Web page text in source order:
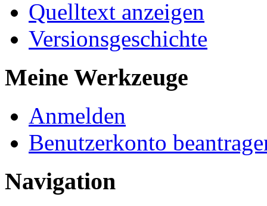
Quelltext anzeigen
Versionsgeschichte
Meine Werkzeuge
Anmelden
Benutzerkonto
Navigation